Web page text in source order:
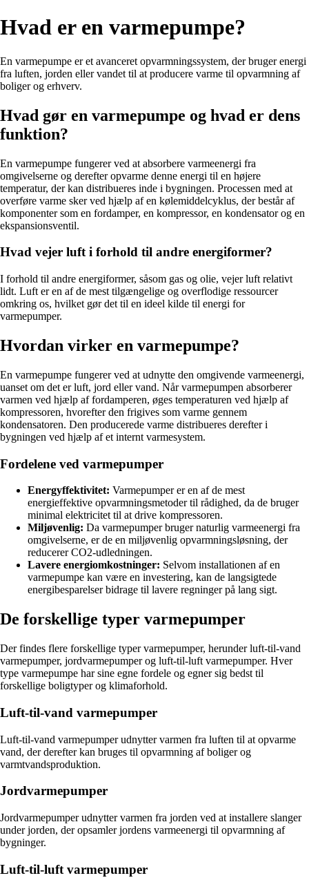
Hvad er en varmepumpe?
En varmepumpe er et avanceret opvarmningssystem, der bruger energi
fra luften, jorden eller vandet til at producere varme til opvarmning af
boliger og erhverv.
Hvad gør en varmepumpe og hvad er dens
funktion?
En varmepumpe fungerer ved at absorbere varmeenergi fra
omgivelserne og derefter opvarme denne energi til en højere
temperatur, der kan distribueres inde i bygningen. Processen med at
overføre varme sker ved hjælp af en kølemiddelcyklus, der består af
komponenter som en fordamper, en kompressor, en kondensator og en
ekspansionsventil.
Hvad vejer luft i forhold til andre energiformer?
I forhold til andre energiformer, såsom gas og olie, vejer luft relativt
lidt. Luft er en af de mest tilgængelige og overflodige ressourcer
omkring os, hvilket gør det til en ideel kilde til energi for
varmepumper.
Hvordan virker en varmepumpe?
En varmepumpe fungerer ved at udnytte den omgivende varmeenergi,
uanset om det er luft, jord eller vand. Når varmepumpen absorberer
varmen ved hjælp af fordamperen, øges temperaturen ved hjælp af
kompressoren, hvorefter den frigives som varme gennem
kondensatoren. Den producerede varme distribueres derefter i
bygningen ved hjælp af et internt varmesystem.
Fordelene ved varmepumper
Energyffektivitet: Varmepumper er en af de mest
energieffektive opvarmningsmetoder til rådighed, da de bruger
minimal elektricitet til at drive kompressoren.
Miljøvenlig: Da varmepumper bruger naturlig varmeenergi fra
omgivelserne, er de en miljøvenlig opvarmningsløsning, der
reducerer CO2-udledningen.
Lavere energiomkostninger: Selvom installationen af en
varmepumpe kan være en investering, kan de langsigtede
energibesparelser bidrage til lavere regninger på lang sigt.
De forskellige typer varmepumper
Der findes flere forskellige typer varmepumper, herunder luft-til-vand
varmepumper, jordvarmepumper og luft-til-luft varmepumper. Hver
type varmepumpe har sine egne fordele og egner sig bedst til
forskellige boligtyper og klimaforhold.
Luft-til-vand varmepumper
Luft-til-vand varmepumper udnytter varmen fra luften til at opvarme
vand, der derefter kan bruges til opvarmning af boliger og
varmtvandsproduktion.
Jordvarmepumper
Jordvarmepumper udnytter varmen fra jorden ved at installere slanger
under jorden, der opsamler jordens varmeenergi til opvarmning af
bygninger.
Luft-til-luft varmepumper